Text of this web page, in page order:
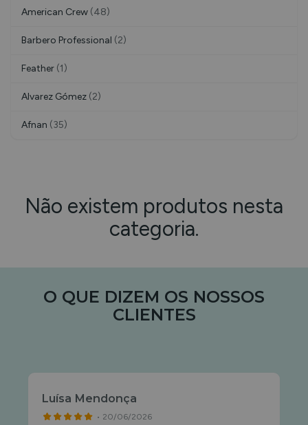
American Crew (48)
Barbero Professional (2)
Feather (1)
Alvarez Gómez (2)
Afnan (35)
Não existem produtos nesta
categoria.
O QUE DIZEM OS NOSSOS
CLIENTES
Luísa Mendonça
• 20/06/2026